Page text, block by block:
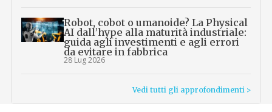
Robot, cobot o umanoide? La Physical
AI dall’hype alla maturità industriale:
guida agli investimenti e agli errori
da evitare in fabbrica
28 Lug 2026
Vedi tutti gli approfondimenti >